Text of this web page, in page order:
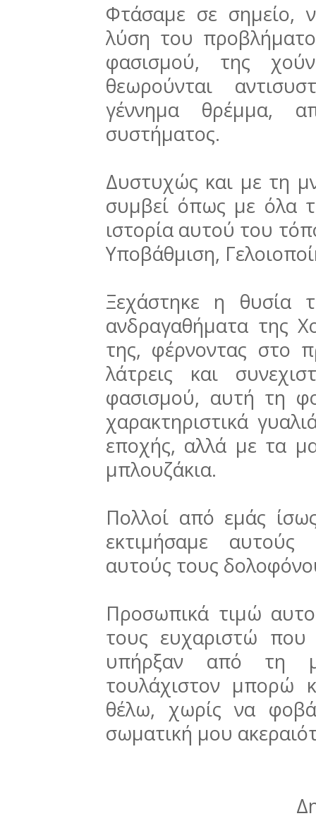
Φτάσαμε σε σημείο,
λύση του
φασισμού, της
θεωρούνται
γέννημα θρέμμα,
συστήματος.
Δυστυχώς και με τη
συμβεί όπως με όλα
ιστορία αυτού του
Υποβάθμιση,
Ξεχάστηκε η θυσία
ανδραγαθήματα της
της, φέρνοντας στο
λάτρεις και
φασισμού, αυτή τη
χαρακτηριστικά
εποχής, αλλά με τα
μπλουζάκια.
Πολλοί από εμάς
εκτιμήσαμε
αυτούς τους
Προσωπικά τιμώ
τους ευχαριστώ
υπήρξαν από τη
τουλάχιστον
θέλω, χωρίς να
σωματική μου